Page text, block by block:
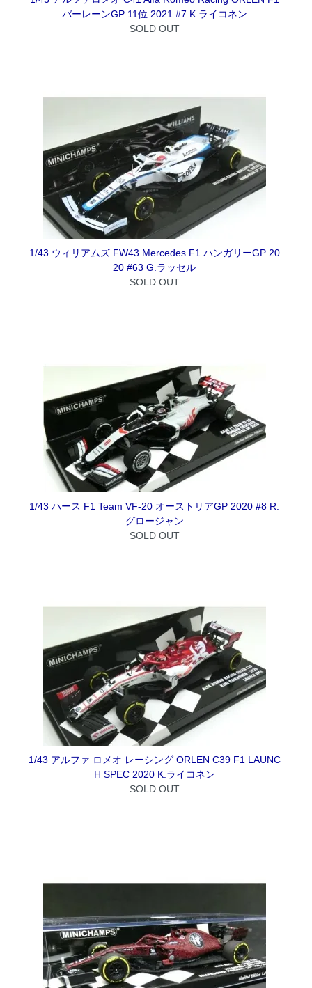
バーレーンGP 11位 2021 #7 K.ライコネン
SOLD OUT
1/43 ウィリアムズ FW43 Mercedes F1 ハンガリーGP 20
20 #63 G.ラッセル
SOLD OUT
1/43 ハース F1 Team VF-20 オーストリアGP 2020 #8 R.
グロージャン
SOLD OUT
1/43 アルファ ロメオ レーシング ORLEN C39 F1 LAUNC
H SPEC 2020 K.ライコネン
SOLD OUT